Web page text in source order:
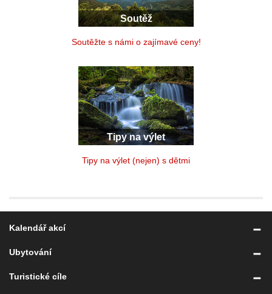
Soutěž
Soutěžte s námi o zajímavé ceny!
Tipy na výlet
Tipy na výlet (nejen) s dětmi
Kalendář akcí
Ubytování
Turistické cíle